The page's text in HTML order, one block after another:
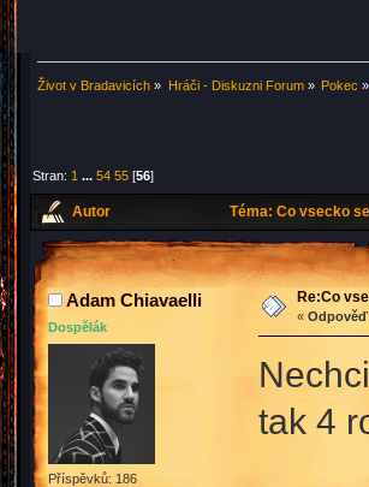
Život v Bradavicích » Hráči - Diskuzni Forum» Pokec »
Stran: 1 ...54 55 [56]
Autor Téma: Co vsecko
Adam Chiavaelli
Dospělák
Příspěvků: 186
Re:Co
« Odpověď
tak 4